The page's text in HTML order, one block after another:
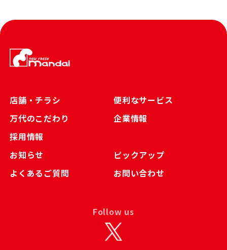
店舗・チラシ
便利なサービス
万代のこだわり
企業情報
採用情報
お知らせ
ピックアップ
よくあるご質問
お問い合わせ
Follow us